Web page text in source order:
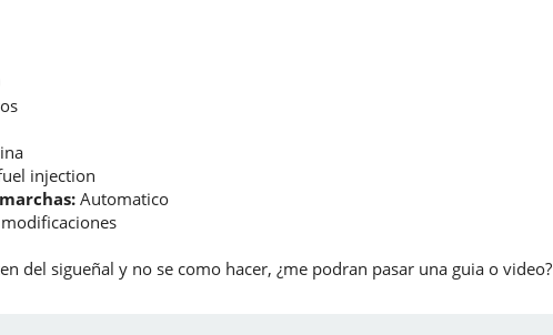
injection
Automatico
del sigueñal y no se como hacer, ¿me podran pasar una guia o video?